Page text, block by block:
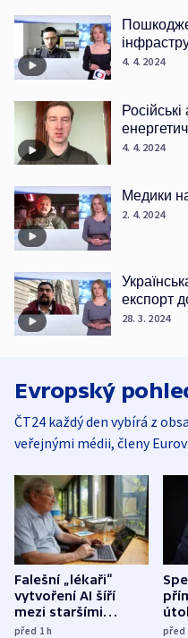
4. 4. 2024
4. 4. 2024
Медики
2. 4. 2024
експорт
28. 3. 2024
Evropský
ČT24 každý den vybírá z
veřejnými médii, členy
Falešní „lékaři“
vytvoření AI šíří
mezi staršími
Poláky nebezpečné
před 1h před